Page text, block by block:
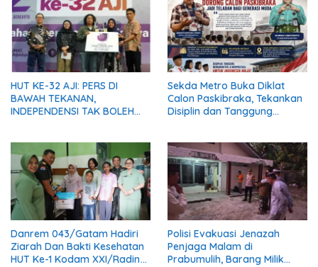
HUT KE-32 AJI: PERS DI
BAWAH TEKANAN,
INDEPENDENSI TAK BOLEH
Sekda Metro Buka Diklat
Calon Paskibraka, Tekankan
Disiplin dan Tanggung
Danrem 043/Gatam Hadiri
Ziarah Dan Bakti Kesehatan
HUT Ke-1 Kodam XXI/Radin
Polisi Evakuasi Jenazah
Penjaga Malam di
Prabumulih, Barang Milik